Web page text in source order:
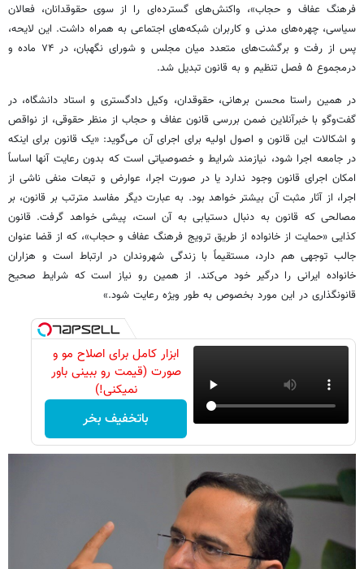
فرهنگ عفاف و حجاب»، واکنش‌های گسترده‌ای را از سوی حقوقدانان، فعالان
سیاسی، چهره‌های مدنی و کاربران شبکه‌های اجتماعی به همراه داشت. این لایحه،
پس از رفت و برگشت‌های متعدد میان مجلس و شورای نگهبان، در ۷۴ ماده و
درمجموع ۵ فصل تنظیم و به قانون تبدیل شد.
در همین راستا محسن برهانی، حقوقدان، وکیل دادگستری و استاد دانشگاه، در
گفت‌وگو با خبرآنلاین ضمن بررسی قانون عفاف و حجاب از منظر حقوقی، از نواقص
و اشکالات این قانون و اصول اولیه برای اجرای آن می‌گوید: «یک قانون برای اینکه
در جامعه اجرا شود، نیازمند شرایط و خصوصیاتی است که بدون رعایت آنها اساساً
امکان اجرای قانون وجود ندارد یا در صورت اجرا، عوارض و تبعات منفی ناشی از
اجرا، از آثار مثبت آن بیشتر خواهد بود. به عبارت دیگر مفاسد مترتب بر قانون، بر
مصالحی که قانون به دنبال دستیابی به آن است، پیشی خواهد گرفت. قانون
کذایی «حمایت از خانواده از طریق ترویج فرهنگ عفاف و حجاب»، که از قضا عنوان
جالب توجهی هم دارد، مستقیماً با زندگی شهروندان در ارتباط است و هزاران
خانواده ایرانی را درگیر خود می‌کند. از همین رو نیاز است که شرایط صحیح
قانونگذاری در این مورد بخصوص به طور ویژه رعایت شود.»
ابزار کامل برای اصلاح مو و
صورت (قیمت رو ببینی باور
نمیکنی!)
باتخفیف بخر